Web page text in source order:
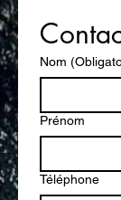
Nom
Prénom
Téléphone